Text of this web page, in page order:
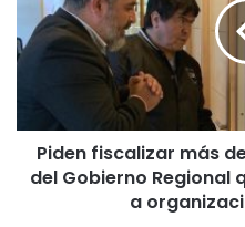
n
f
c
Piden fiscalizar más
del Gobierno Regional
a